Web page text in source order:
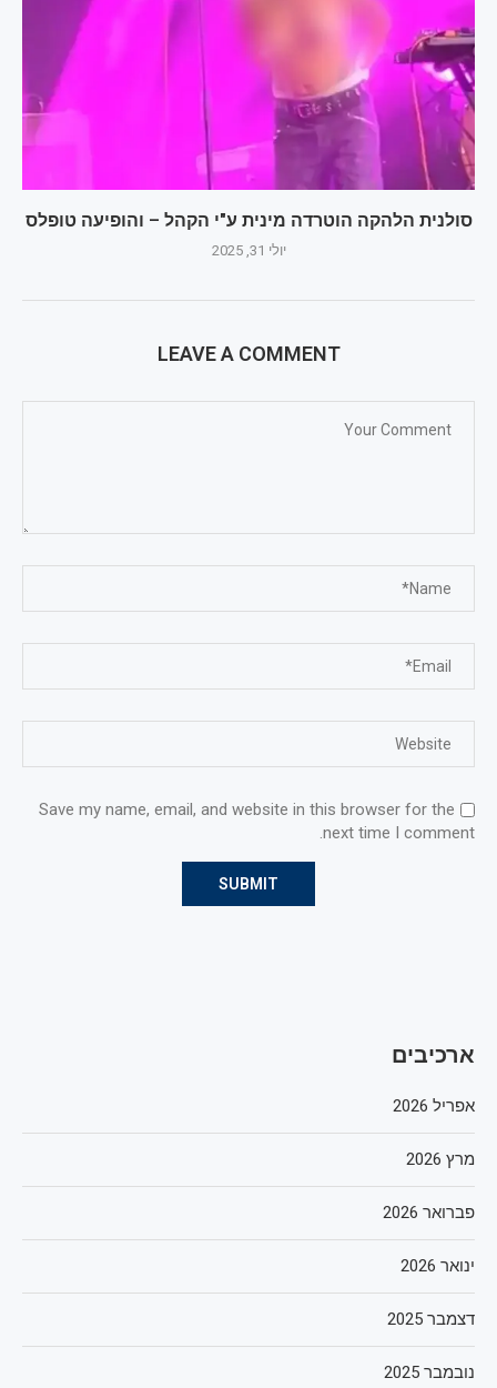
סולנית הלהקה הוטרדה מינית ע"י הקהל – והופיעה טופלס
יולי 31, 2025
LEAVE A COMMENT
Save my name, email, and website in this browser for the
next time I comment.
ארכיבים
אפריל 2026
מרץ 2026
פברואר 2026
ינואר 2026
דצמבר 2025
נובמבר 2025